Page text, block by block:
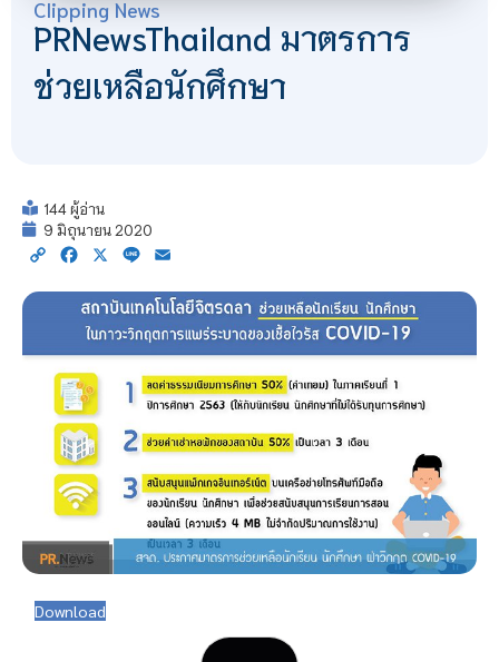
Clipping News
PRNewsThailand มาตรการ
ช่วยเหลือนักศึกษา
144 ผู้อ่าน
9 มิถุนายน 2020
Copy Facebook
X Line
Download